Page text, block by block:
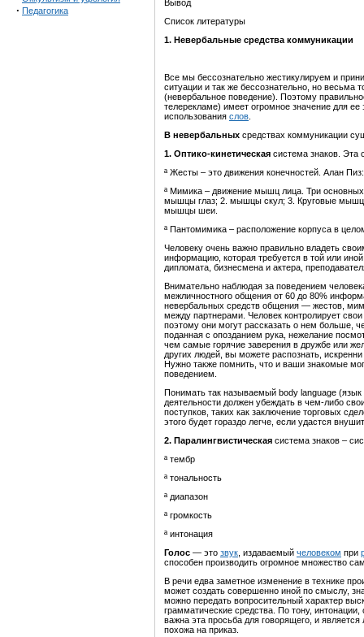
· Педагогика
Вывод
Список литературы
1. Невербальные средства коммуникации
Все мы бессознательно жестикулируем и
ситуации и так же бессознательно, но
(невербальное поведение). Поэтому
телерекламе) имеет огромное значение для
использования слов
В невербальных средствах коммуникации
1. Оптико-кинетическая система знаков. Эта
ª Жесты – это движения конечностей. Алан
ª Мимика – движение мышц лица. Три
мышцы глаз; 2. мышцы скул; 3. Круговые
мышцы шеи.
ª Пантомимика – расположение корпуса в
Человеку очень важно правильно владеть
информацию, которая требуется в той или
дипломата, бизнесмена и актера,
Внимательно наблюдая за поведением
межличностного общения от 60 до 80%
невербальных средств общения — жестов,
между партнерами. Человек контролирует
поэтому они могут рассказать о нем больше,
поданная с опозданием рука, нежелание
чем самые горячие заверения в дружбе или
других людей, вы можете распознать,
Нужно также помнить, что и ваши знакомые
поведением.
Понимать так называемый body language
деятельности должен убеждать в чем-либо
поступков, таких как заключение торговых
этого будет гораздо легче, если удастся
2. Паралингвистическая система знаков –
ª тембр
ª тональность
ª диапазон
ª громкость
ª интонация
Голос — это звук , издаваемый человеком при
способен производить огромное множество
В речи едва заметное изменение в технике
может создать совершенно иной по смыслу,
можно передать вопросительный характер
грамматические средства. По тону,
важна эта просьба для говорящего, и
похожа на приказ.